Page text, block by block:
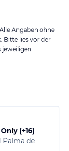
Angaben ohne
Bitte lies vor der
jeweiligen
(+16)
Palma de